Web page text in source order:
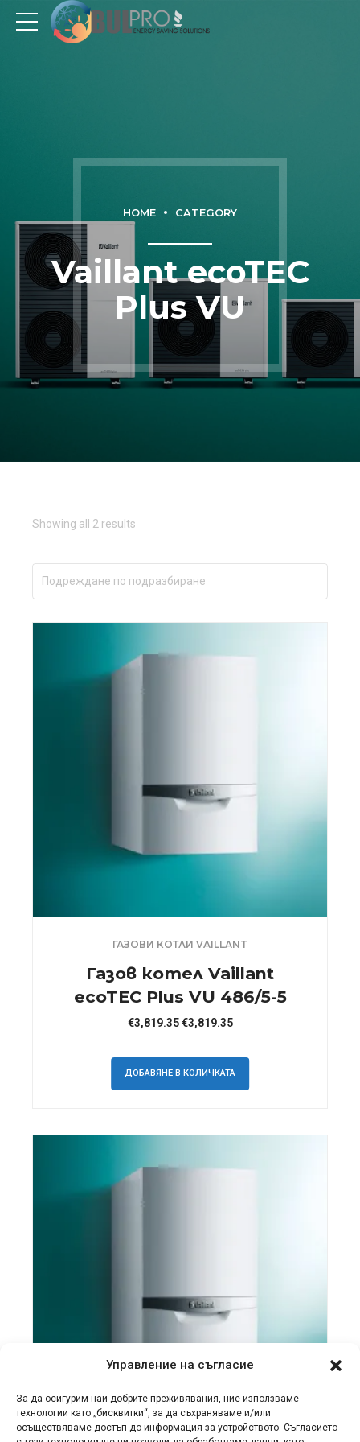
Управление на съгласие
За да осигурим най-добрите преживявания, ние използваме
технологии като „бисквитки“, за да съхраняваме и/или
осъществяваме достъп до информация за устройството. Съгласието
HOME CATEGORY
Vaillant ecoTEC
Plus VU
Showing all 2 results
ГАЗОВИ КОТЛИ VAILLANT
Газов котел Vaillant
ecoTEC Plus VU 486/5-5
€3,819.35 €3,819.35
ДОБАВЯНЕ В КОЛИЧКАТА